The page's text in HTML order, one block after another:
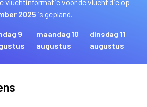
vluchtinformatie voor de vlucht die op
2025 is gepland.
9
maandag 10
augustus
dinsdag 11
augustus